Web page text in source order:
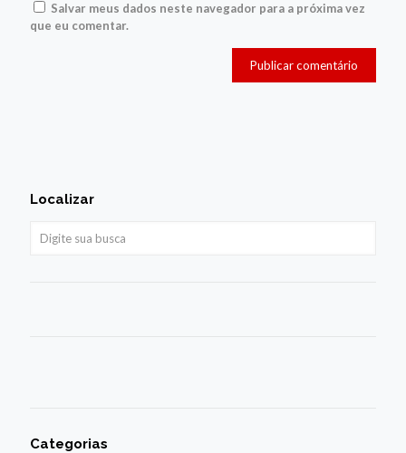
Salvar meus dados neste navegador para a próxima vez
que eu comentar.
Localizar
Categorias